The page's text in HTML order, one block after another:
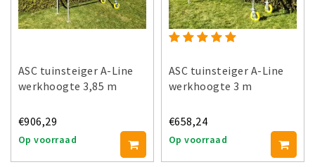
ASC tuinsteiger A-Line
werkhoogte 3,85 m
€906,29
Op voorraad
ASC tuinsteiger A-Line
werkhoogte 3 m
€658,24
Op voorraad